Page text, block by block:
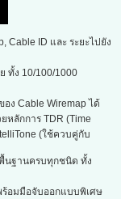
Cable ID และ ระยะไปยัง
ทั้ง 10/100/1000
ง Cable Wiremap ได้
หลักการ TDR (Time
(ใช้ควบคู่กับ
ฐานครบทุกชนิด ทั้ง
อมมือจับออกแบบพิเศษ